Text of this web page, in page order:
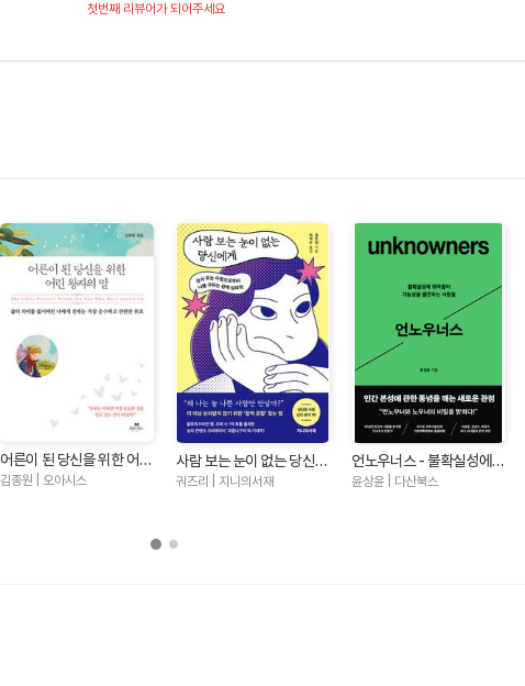
첫번째 리뷰어가 되어주세요
어른이 된 당신을 위한 어린
왕자의 말 - 삶의 의미를 잃
김종원 | 오아시스
사람 보는 눈이 없는 당신에
게 - 상처 주는 사람으로부
궈즈리 | 지니의서재
언노우너스 - 불확실성에
뛰어들어 가능성을 발견하
윤상윤 | 다산북스